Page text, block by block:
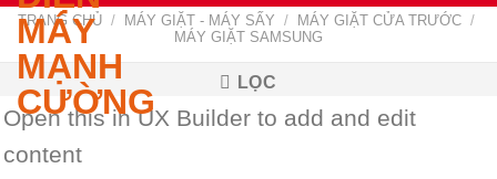
TRANG CHỦ / MÁY GIẶT - MÁY SẤY / MÁY GIẶT CỬA TRƯỚC /
MÁY GIẶT SAMSUNG
LỌC
Open this in UX Builder to add and edit
content